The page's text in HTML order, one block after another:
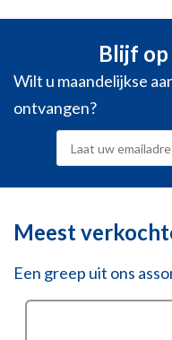
Blijf
Wilt u maandelijkse
ontvangen?
Meest
Een greep uit ons